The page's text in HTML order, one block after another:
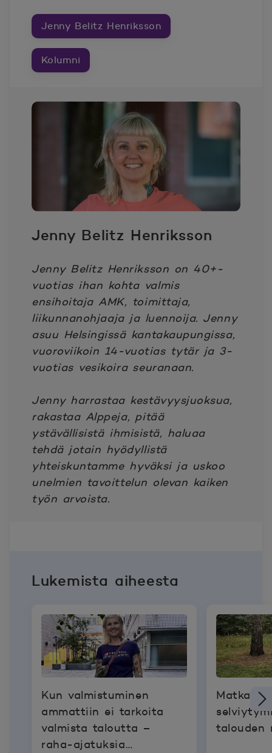
Jenny Belitz Henriksson
Kolumni
Jenny Belitz Henriksson
Jenny Belitz Henriksson on 40+-
vuotias ihan kohta valmis
ensihoitaja AMK, toimittaja,
liikunnanohjaaja ja luennoija. Jenny
asuu Helsingissä kantakaupungissa,
vuoroviikoin 14-vuotias tytär ja 3-
vuotias vesikoira seuranaan.
Jenny harrastaa kestävyysjuoksua,
rakastaa Alppeja, pitää
ystävällisistä ihmisistä, haluaa
tehdä jotain hyödyllistä
yhteiskuntamme hyväksi ja uskoo
unelmien tavoittelun olevan kaiken
työn arvoista.
Lukemista aiheesta
Kun valmistuminen
ammattiin ei tarkoita
valmista taloutta –
raha-ajatuksia
Matka
talouden